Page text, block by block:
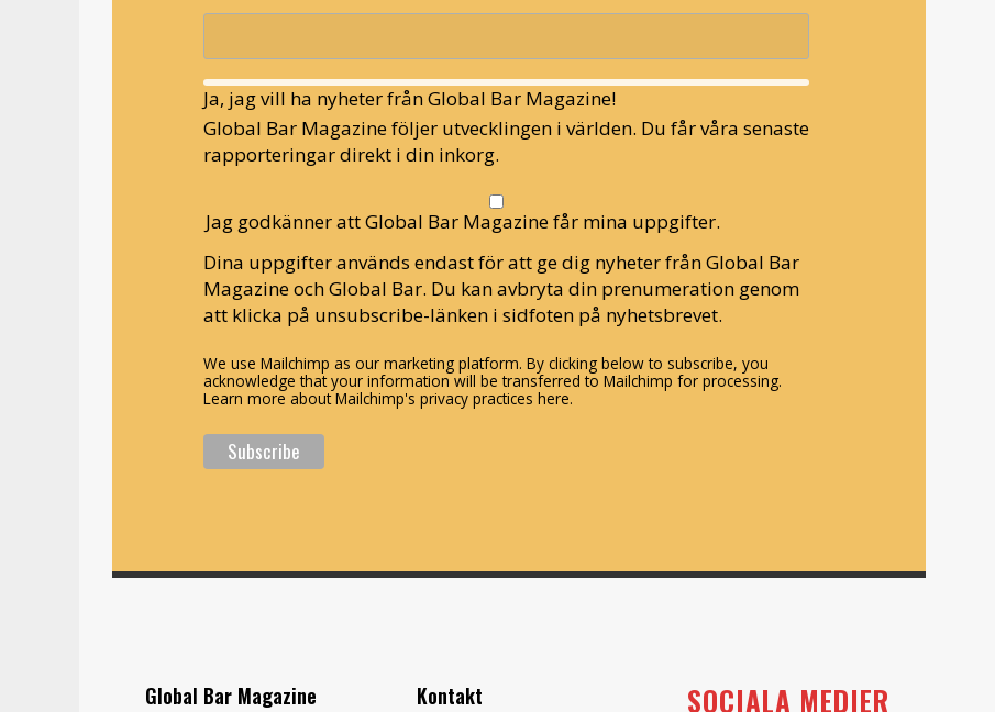
Ja, jag vill ha nyheter från Global Bar Magazine!
Global Bar Magazine följer utvecklingen i världen. Du får våra senaste
rapporteringar direkt i din inkorg.
Jag godkänner att Global Bar Magazine får mina uppgifter.
Dina uppgifter används endast för att ge dig nyheter från Global Bar
Magazine och Global Bar. Du kan avbryta din prenumeration genom
att klicka på unsubscribe-länken i sidfoten på nyhetsbrevet.
We use Mailchimp as our marketing platform. By clicking below to subscribe, you
acknowledge that your information will be transferred to Mailchimp for processing.
Learn more about Mailchimp's privacy practices here.
Global Bar Magazine Kontakt SOCIALA MEDIER